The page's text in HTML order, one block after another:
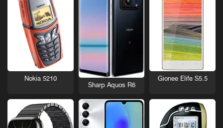
Gionee Elife S5.5
Sharp Aquos R6
Nokia 5210